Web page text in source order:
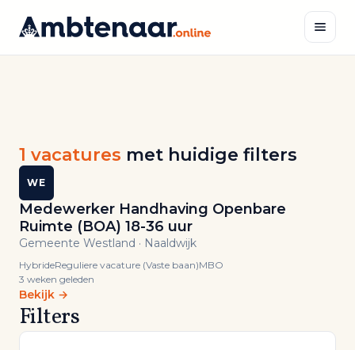
inhoud
Vind
jouw
volgende
functie.
1
actuele
vacatures
1 vacatures met huidige filters
WE
Medewerker Handhaving Openbare
Ruimte (BOA) 18-36 uur
Gemeente Westland · Naaldwijk
HybrideReguliere vacature (Vaste baan)MBO
3 weken geleden
Bekijk →
Filters